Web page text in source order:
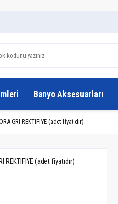
Banyo Aksesuarları
GRI REKTIFIYE (adet fiyatıdır)